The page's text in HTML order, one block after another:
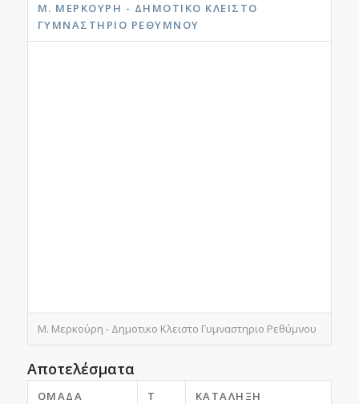
Μ. ΜΕΡΚΟΎΡΗ - ΔΗΜΟΤΙΚΟ ΚΛΕΙΣΤΟ
ΓΥΜΝΑΣΤΗΡΙΟ ΡΕΘΎΜΝΟΥ
Μ. Μερκούρη - Δημοτικο Κλειστο Γυμναστηριο Ρεθύμνου
Αποτελέσματα
ΟΜΆΔΑ T ΚΑΤΆΛΗΞΗ